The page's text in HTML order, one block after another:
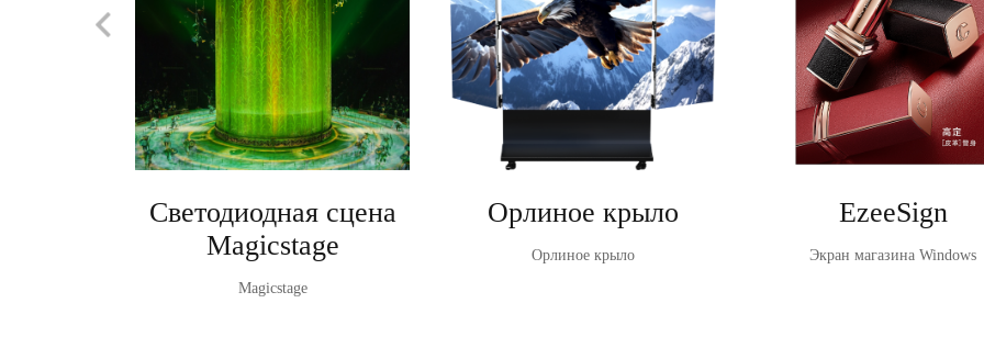
Светодиодная сцена
Magicstage
Magicstage
Орлиное крыло
Орлиное крыло
EzeeSign
Экран магазина Windows